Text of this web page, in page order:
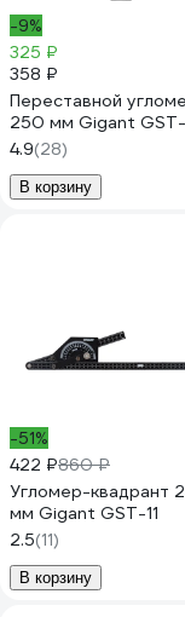
-9%
325 ₽
358 ₽
Переставной
250 мм Gigant GST-
4.9(28)
В корзину
-51%
422 ₽860 ₽
Угломер-квадрант
мм Gigant GST-11
2.5(11)
В корзину